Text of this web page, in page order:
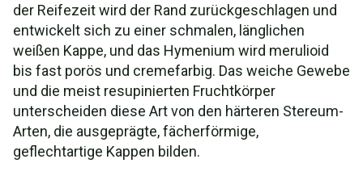
der Reifezeit wird der Rand zurückgeschlagen und
entwickelt sich zu einer schmalen, länglichen
weißen Kappe, und das Hymenium wird merulioid
bis fast porös und cremefarbig. Das weiche Gewebe
und die meist resupinierten Fruchtkörper
unterscheiden diese Art von den härteren Stereum-
Arten, die ausgeprägte, fächerförmige,
geflechtartige Kappen bilden.